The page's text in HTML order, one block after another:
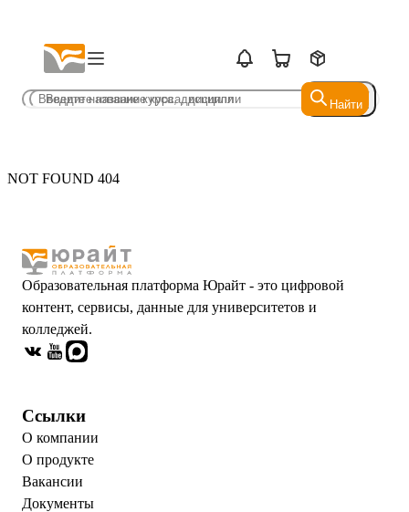
Найти
Найти
NOT FOUND 404
Образовательная платформа Юрайт - это цифровой
контент, сервисы, данные для университетов и
колледжей.
Ссылки
О компании
О продукте
Вакансии
Документы